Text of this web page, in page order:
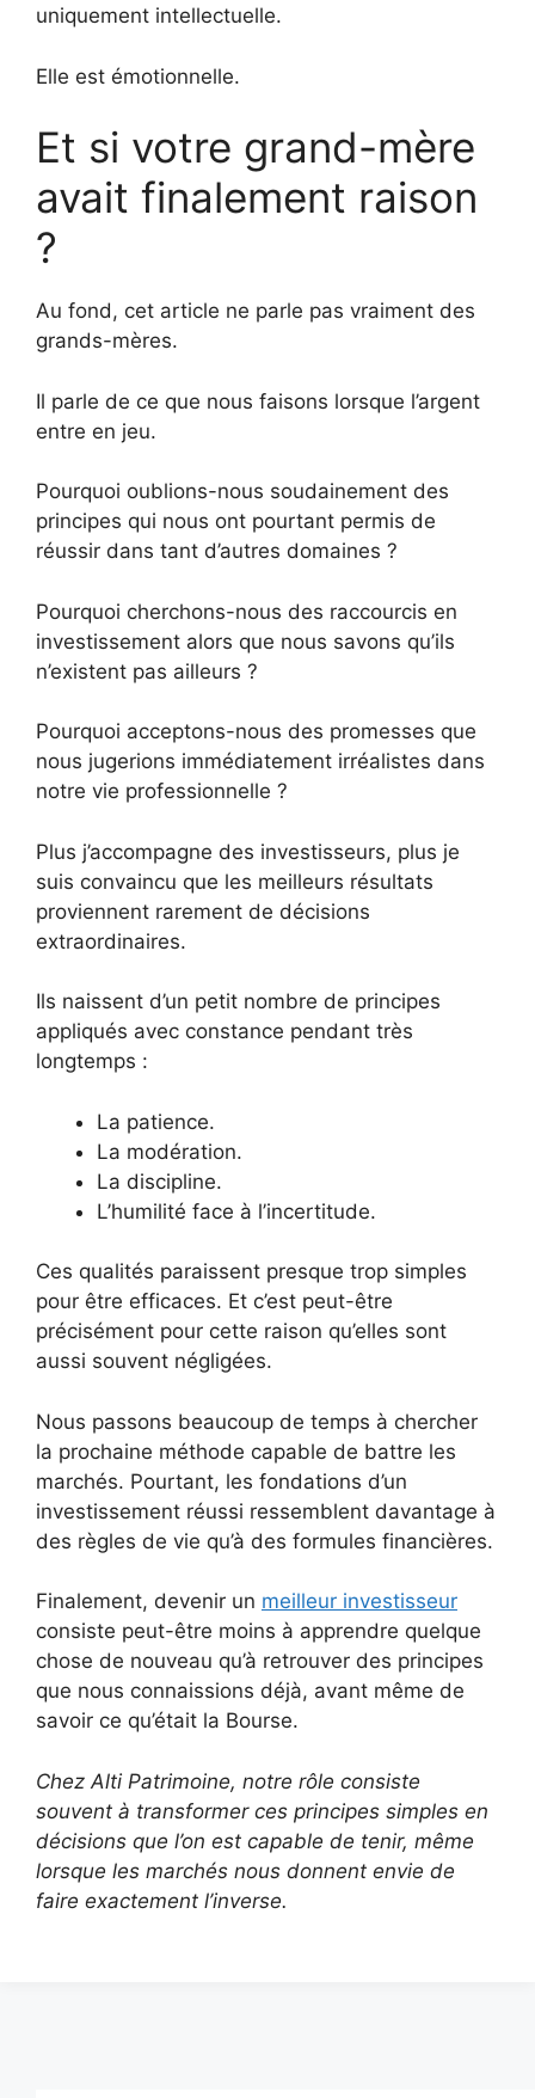
uniquement intellectuelle.
Elle est émotionnelle.
Et si votre grand-mère
avait finalement raison
?
Au fond, cet article ne parle pas vraiment des
grands-mères.
Il parle de ce que nous faisons lorsque l’argent
entre en jeu.
Pourquoi oublions-nous soudainement des
principes qui nous ont pourtant permis de
réussir dans tant d’autres domaines ?
Pourquoi cherchons-nous des raccourcis en
investissement alors que nous savons qu’ils
n’existent pas ailleurs ?
Pourquoi acceptons-nous des promesses que
nous jugerions immédiatement irréalistes dans
notre vie professionnelle ?
Plus j’accompagne des investisseurs, plus je
suis convaincu que les meilleurs résultats
proviennent rarement de décisions
extraordinaires.
Ils naissent d’un petit nombre de principes
appliqués avec constance pendant très
longtemps :
La patience.
La modération.
La discipline.
L’humilité face à l’incertitude.
Ces qualités paraissent presque trop simples
pour être efficaces. Et c’est peut-être
précisément pour cette raison qu’elles sont
aussi souvent négligées.
Nous passons beaucoup de temps à chercher
la prochaine méthode capable de battre les
marchés. Pourtant, les fondations d’un
investissement réussi ressemblent davantage à
des règles de vie qu’à des formules financières.
Finalement, devenir un meilleur investisseur
consiste peut-être moins à apprendre quelque
chose de nouveau qu’à retrouver des principes
que nous connaissions déjà, avant même de
savoir ce qu’était la Bourse.
Chez Alti Patrimoine, notre rôle consiste
souvent à transformer ces principes simples en
décisions que l’on est capable de tenir, même
lorsque les marchés nous donnent envie de
faire exactement l’inverse.